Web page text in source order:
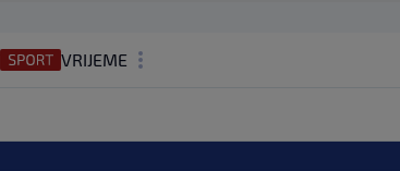
VRIJEME
REGIJA